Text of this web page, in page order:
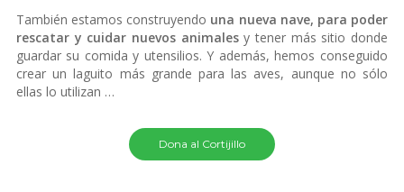
También estamos construyendo una nueva nave, para poder
rescatar y cuidar nuevos animalesy tener más sitio donde
guardar su comida y utensilios. Y además, hemos conseguido
crear un laguito más grande para las aves, aunque no sólo
ellas lo utilizan …
Dona al Cortijillo